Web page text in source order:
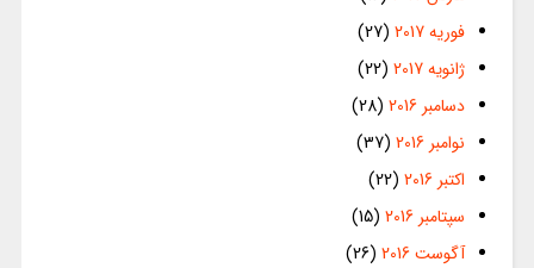
فوریه 2017
(27)
ژانویه 2017
(22)
دسامبر 2016
(28)
نوامبر 2016
(37)
اکتبر 2016
(22)
سپتامبر 2016
(15)
آگوست 2016
(26)